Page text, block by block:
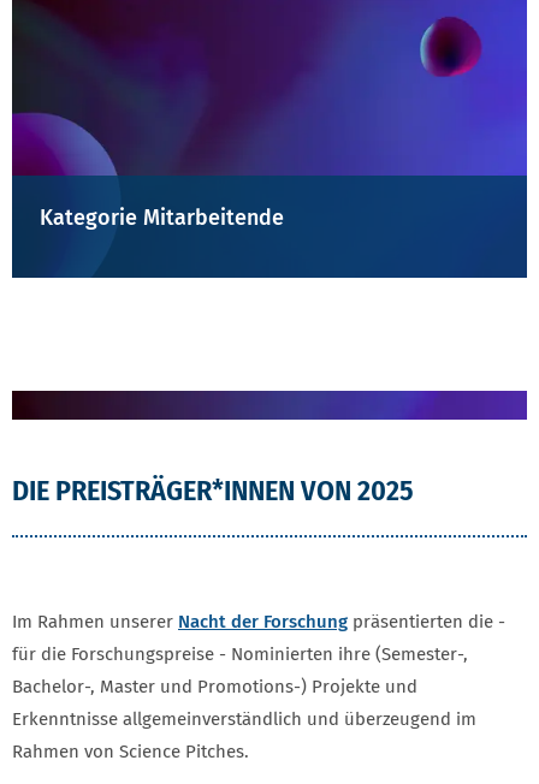
Kategorie Mitarbeitende
DIE PREISTRÄGER*INNEN VON 2025
Im Rahmen unserer Nacht der Forschung präsentierten die -
für die Forschungspreise - Nominierten ihre (Semester-,
Bachelor-, Master und Promotions-) Projekte und
Erkenntnisse allgemeinverständlich und überzeugend im
Rahmen von Science Pitches.